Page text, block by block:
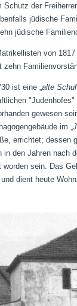
Schutz der
jüdische
jüdische
von
zehn
ist eine „ alte Schul
"Judenhofes"
gewesen
im „
errichtet; dessen
in den Jahren nach
sein.
Das
dient heute